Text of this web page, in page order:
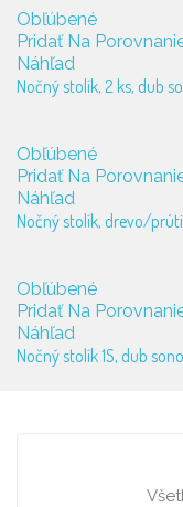
Obľúbené
Pridať Na
Náhľad
Nočný stolík, 2 ks, dub
Obľúbené
Pridať Na
Náhľad
Nočný stolík, drevo/
Obľúbené
Pridať Na
Náhľad
Nočný stolík 1S, dub